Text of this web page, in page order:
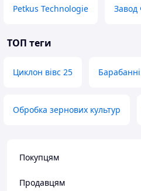
Petkus Technologie Завод
ТОП теги
Циклон вівс 25
Обробка зернових культур
Покупцям
Продавцям